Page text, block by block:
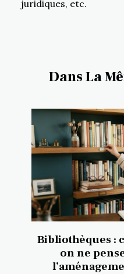
juridiques, etc.
Dans La
Bibliothèques :
on ne